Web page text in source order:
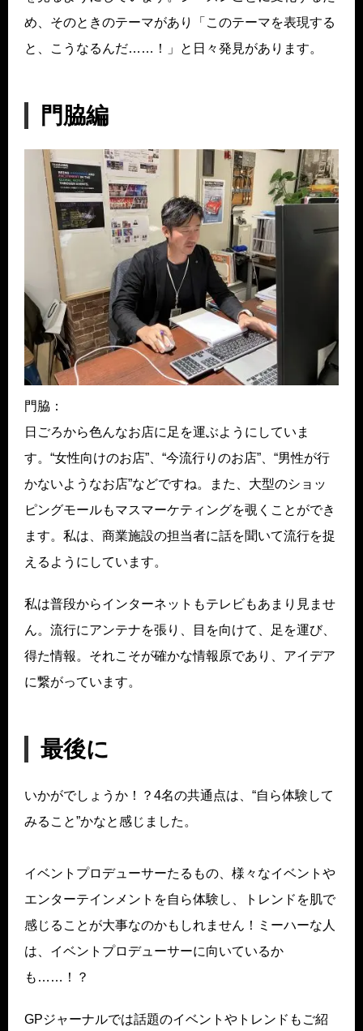
め、そのときのテーマがあり「このテーマを表現する
と、こうなるんだ……！」と日々発見があります。
門脇編
門脇：
日ごろから色んなお店に足を運ぶようにしていま
す。“女性向けのお店”、“今流行りのお店”、“男性が行
かないようなお店”などですね。また、大型のショッ
ピングモールもマスマーケティングを覗くことができ
ます。私は、商業施設の担当者に話を聞いて流行を捉
えるようにしています。
私は普段からインターネットもテレビもあまり見ませ
ん。流行にアンテナを張り、目を向けて、足を運び、
得た情報。それこそが確かな情報原であり、アイデア
に繋がっています。
最後に
いかがでしょうか！？4名の共通点は、“自ら体験して
みること”かなと感じました。
イベントプロデューサーたるもの、様々なイベントや
エンターテインメントを自ら体験し、トレンドを肌で
感じることが大事なのかもしれません！ミーハーな人
は、イベントプロデューサーに向いているか
も……！？
GPジャーナルでは話題のイベントやトレンドもご紹